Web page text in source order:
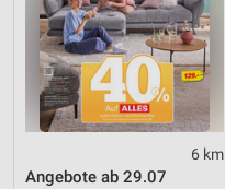
6 km
Angebote ab 29.07